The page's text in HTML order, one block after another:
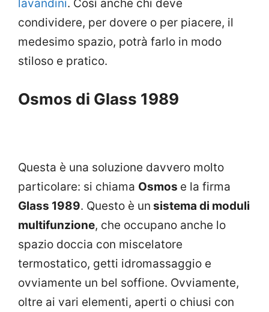
lavandini. Così anche chi deve
condividere, per dovere o per piacere, il
medesimo spazio, potrà farlo in modo
stiloso e pratico.
Osmos di Glass 1989
Questa è una soluzione davvero molto
particolare: si chiama Osmos e la firma
Glass 1989. Questo è un sistema di moduli
multifunzione, che occupano anche lo
spazio doccia con miscelatore
termostatico, getti idromassaggio e
ovviamente un bel soffione. Ovviamente,
oltre ai vari elementi, aperti o chiusi con